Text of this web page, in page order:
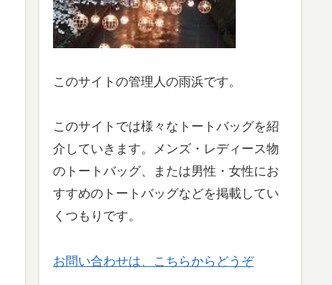
このサイトの管理人の雨浜です。
このサイトでは様々なトートバッグを紹
介していきます。メンズ・レディース物
のトートバッグ、または男性・女性にお
すすめのトートバッグなどを掲載してい
くつもりです。
お問い合わせは、こちらからどうぞ